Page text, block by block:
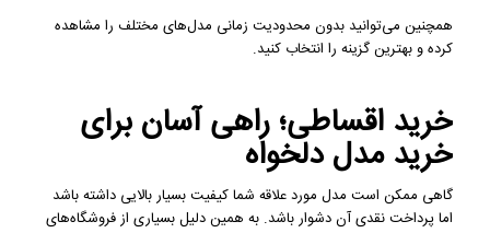
همچنین می‌توانید بدون محدودیت زمانی مدل‌های مختلف را مشاهده
کرده و بهترین گزینه را انتخاب کنید.
خرید اقساطی؛ راهی آسان برای
خرید مدل دلخواه
گاهی ممکن است مدل مورد علاقه شما کیفیت بسیار بالایی داشته باشد
اما پرداخت نقدی آن دشوار باشد. به همین دلیل بسیاری از فروشگاه‌های